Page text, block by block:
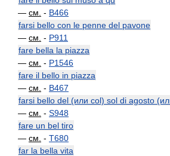
— см. - B466
farsi bello con le penne del pavone
— см. - P911
fare bella la piazza
— см. - P1546
fare il bello in piazza
— см. - B467
farsi bello del (или col) sol di agosto
— см. - S948
fare un bel tiro
— см. - T680
far la bella vita